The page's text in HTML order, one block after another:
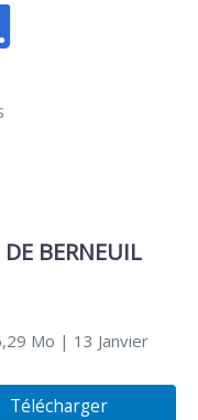
DE BERNEUIL
Mo | 13 Janvier
Télécharger